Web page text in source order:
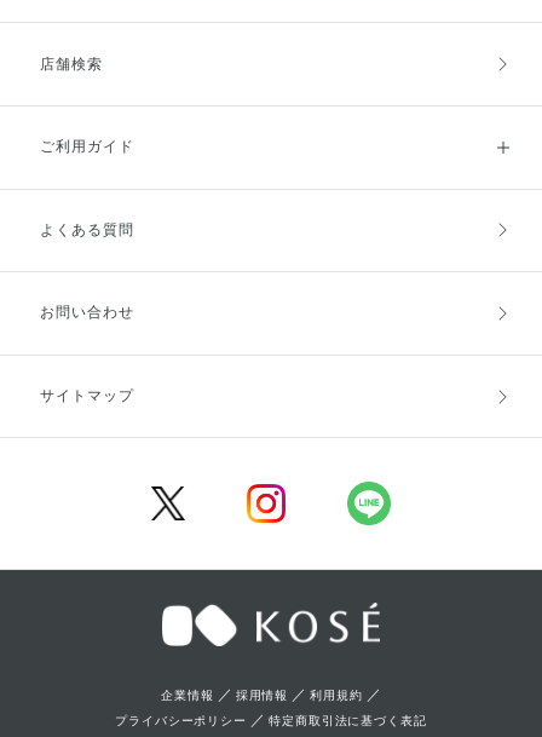
店舗検索
ご利用ガイド
ご利用ガイドトップ
お支払方法
キャンセル・返品・交換
よくある質問
お問い合わせ
サイトマップ
企業情報 ／ 採用情報 ／利用規約 ／
プライバシーポリシー ／特定商取引法に基づく表記